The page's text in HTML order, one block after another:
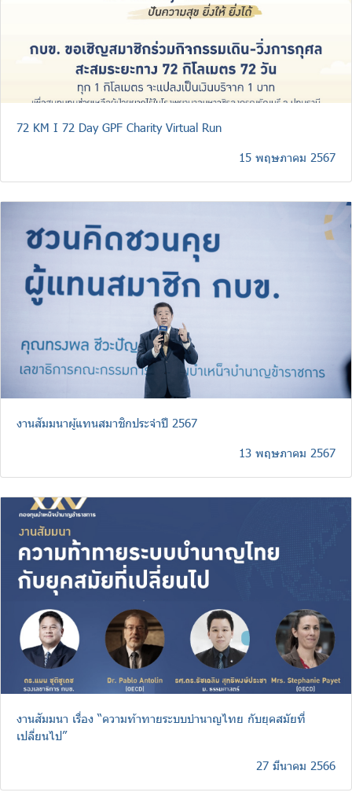
72 KM I 72 Day GPF Charity Virtual Run
15 พฤษภาคม 2567
งานสัมมนาผู้แทนสมาชิกประจำปี 2567
13 พฤษภาคม 2567
งานสัมมนา เรื่อง “ความท้าทายระบบบำนาญไทย กับยุคสมัยที่
เปลี่ยนไป”
27 มีนาคม 2566